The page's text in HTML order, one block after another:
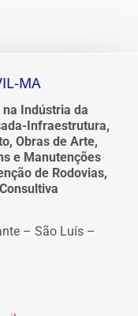
MA
Indústria da
Infraestrutura,
Obras de Arte,
e Manutenções
de Rodovias,
– São Luís –